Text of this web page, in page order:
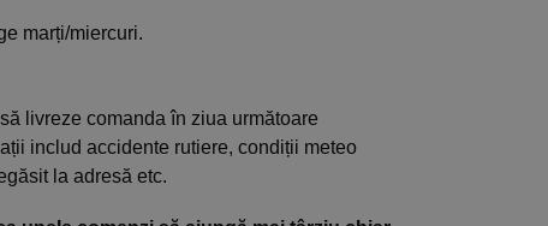
marți/miercuri.
livreze comanda în ziua următoare
includ accidente rutiere, condiții meteo
la adresă etc.